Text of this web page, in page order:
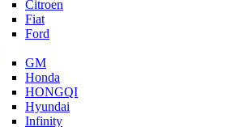
Citroen
Fiat
Ford
GM
Honda
HONGQI
Hyundai
Infinity